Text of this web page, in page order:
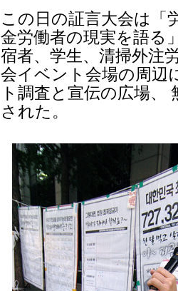
この日の証言大会は「
金労働者の現実を語る
宿者、学生、清掃外注
会イベント会場の周辺
ト調査と宣伝の広場、
された。